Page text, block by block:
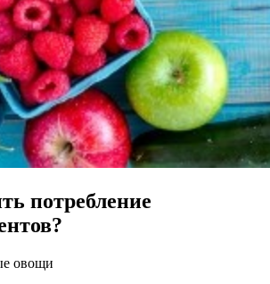
потребление
овощи